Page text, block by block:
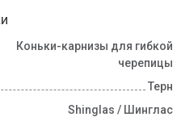
Коньки-карнизы для гибкой
черепицы
Терн
Shinglas / Шинглас